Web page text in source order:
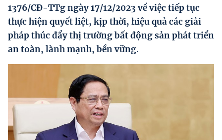
Kinh tế tư nhân
Doanh nghiệp dân tộc
Khác
1376/CĐ-TTg ngày 17/12/2023 về việc tiếp tục
thực hiện quyết liệt, kịp thời, hiệu quả các giải
pháp thúc đẩy thị trường bất động sản phát triển
an toàn, lành mạnh, bền vững.